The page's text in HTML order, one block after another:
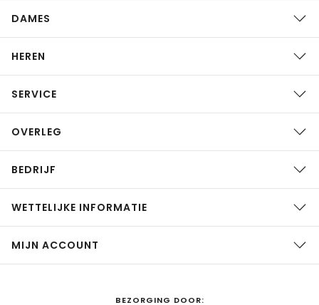
DAMES
HEREN
SERVICE
OVERLEG
BEDRIJF
WETTELIJKE INFORMATIE
MIJN ACCOUNT
BEZORGING DOOR: